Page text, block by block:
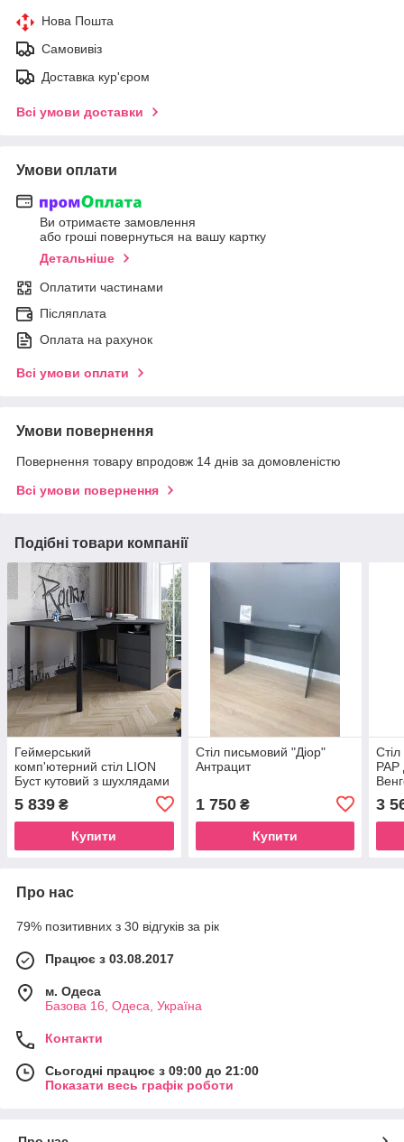
Нова Пошта
Самовивіз
Доставка кур'єром
Всі умови доставки
Умови оплати
Ви отримаєте замовлення
або гроші повернуться на вашу картку
Детальніше
Оплатити частинами
Післяплата
Оплата на рахунок
Всі умови оплати
Умови повернення
Повернення товару впродовж 14 днів за домовленістю
Всі умови повернення
Подібні товари компанії
Геймерський
комп'ютерний стіл LION
Буст кутовий з шухлядами
Антрацит (LION-041449)
ТОП
5 839 ₴
Купити
Стіл письмовий "Діор"
Антрацит
1 750₴
Купити
РАР
3
Про нас
79% позитивних з 30 відгуків за рік
Працює з 03.08.2017
м. Одеса
Базова 16, Одеса, Україна
Контакти
Сьогодні працює з 09:00 до 21:00
Показати весь графік роботи